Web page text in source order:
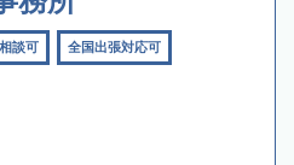
談可 全国出張対応可